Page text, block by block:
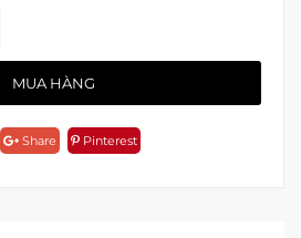
MUA HÀNG
Share Pinterest